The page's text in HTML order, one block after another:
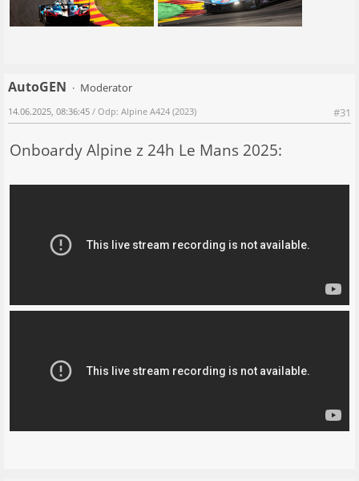
AutoGEN
Moderator
#31
14.06.2025, 08:36:45 / Odp: Alpine A424 (2023)
Onboardy Alpine z 24h Le Mans 2025: